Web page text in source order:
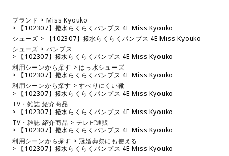
ブランド
Miss Kyouko
【102307】撥水らくらくパンプス 4E Miss Kyouko
シューズ
【102307】撥水らくらくパンプス 4E Miss Kyouko
シューズ
パンプス
【102307】撥水らくらくパンプス 4E Miss Kyouko
利用シーンから探す
はっ水シューズ
【102307】撥水らくらくパンプス 4E Miss Kyouko
利用シーンから探す
すべりにくい靴
【102307】撥水らくらくパンプス 4E Miss Kyouko
TV・雑誌 紹介商品
【102307】撥水らくらくパンプス 4E Miss Kyouko
TV・雑誌 紹介商品
テレビ通販
【102307】撥水らくらくパンプス 4E Miss Kyouko
利用シーンから探す
冠婚葬祭にも使える
【102307】撥水らくらくパンプス 4E Miss Kyouko